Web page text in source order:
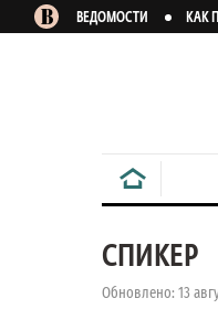
ВЕДОМОСТИ КАК
СПИКЕР
Обновлено: 13